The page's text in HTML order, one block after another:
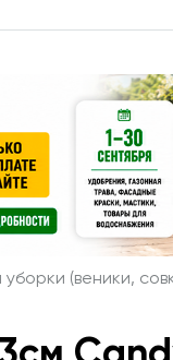
уборки (веники,